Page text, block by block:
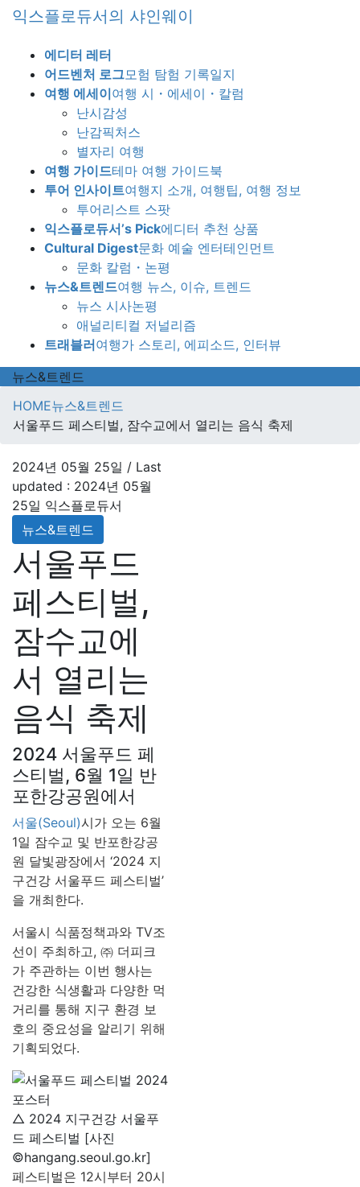
Skip
Skip
Navigation
익스플로듀서의 샤인웨이
에디터 레터
어드벤처 로그모험 탐험 기록일지
여행 에세이여행 시・에세이・칼럼
난시감성
난감픽처스
별자리 여행
여행 가이드테마 여행 가이드북
투어 인사이트여행지 소개, 여행팁, 여행 정보
투어리스트 스팟
익스플로듀서’s Pick에디터 추천 상품
Cultural Digest문화 예술 엔터테인먼트
문화 칼럼・논평
뉴스&트렌드여행 뉴스, 이슈, 트렌드
뉴스 시사논평
애널리티컬 저널리즘
트래블러여행가 스토리, 에피소드, 인터뷰
뉴스&트렌드
HOME뉴스&트렌드
서울푸드 페스티벌, 잠수교에서 열리는 음식 축제
2024년 05월 25일 / Last
updated : 2024년 05월
25일 익스플로듀서
뉴스&트렌드
서울푸드
페스티벌,
잠수교에
서 열리는
음식 축제
2024 서울푸드 페
스티벌, 6월 1일 반
포한강공원에서
서울(Seoul)시가 오는 6월
1일 잠수교 및 반포한강공
원 달빛광장에서 ‘2024 지
구건강 서울푸드 페스티벌’
을 개최한다.
서울시 식품정책과와 TV조
선이 주최하고, ㈜ 더피크
가 주관하는 이번 행사는
건강한 식생활과 다양한 먹
거리를 통해 지구 환경 보
호의 중요성을 알리기 위해
기획되었다.
△ 2024 지구건강 서울푸
드 페스티벌 [사진
©hangang.seoul.go.kr]
페스티벌은 12시부터 20시